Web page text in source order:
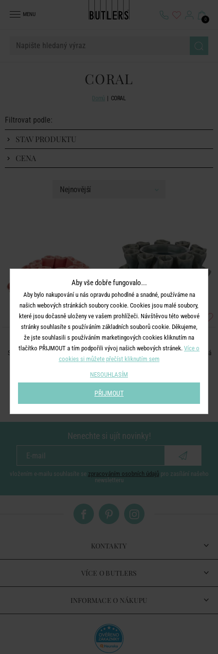
MENU
0
CORAL
Domů CORAL
Filtrovat podle:
STAV PRODUKTU
CENA
CORAL
Svícen na čajovou svíčku - korálová
CORAL
Svícen na čajovou svíčku - tyrkysová
Nenechte si ujít novinky!
vložením e-mailu souhlasíte se zpracováním osobních údajů pro zasílání našeho
newsletteru
KONTAKTY
VÍCE O BUTLERS
INFORMACE O NÁKUPU
Aby vše dobře fungovalo...
Aby bylo nakupování u nás opravdu pohodlné a snadné, používáme na
našich webových stránkách soubory cookie. Cookies jsou malé soubory,
které jsou dočasně uloženy ve vašem prohlížeči. Návštěvou této webové
stránky souhlasíte s používáním základních souborů cookie. Děkujeme,
že jste souhlasili s používáním marketingových cookies kliknutím na
tlačítko PŘIJMOUT a tím podpořili vývoj našich webových stránek. Více o
cookies si můžete přečíst kliknutím sem
NESOUHLASÍM
PŘIJMOUT